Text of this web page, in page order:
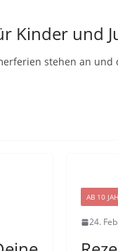
Kinder und
stehen an
AB 10
24.